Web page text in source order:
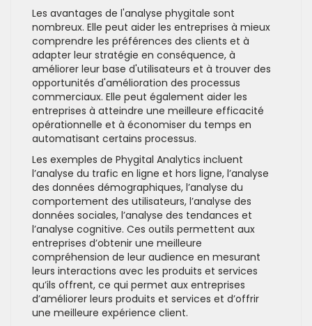
Les avantages de l'analyse phygitale sont
nombreux. Elle peut aider les entreprises à mieux
comprendre les préférences des clients et à
adapter leur stratégie en conséquence, à
améliorer leur base d'utilisateurs et à trouver des
opportunités d'amélioration des processus
commerciaux. Elle peut également aider les
entreprises à atteindre une meilleure efficacité
opérationnelle et à économiser du temps en
automatisant certains processus.
Les exemples de Phygital Analytics incluent
l’analyse du trafic en ligne et hors ligne, l’analyse
des données démographiques, l’analyse du
comportement des utilisateurs, l’analyse des
données sociales, l’analyse des tendances et
l’analyse cognitive. Ces outils permettent aux
entreprises d’obtenir une meilleure
compréhension de leur audience en mesurant
leurs interactions avec les produits et services
qu’ils offrent, ce qui permet aux entreprises
d’améliorer leurs produits et services et d’offrir
une meilleure expérience client.